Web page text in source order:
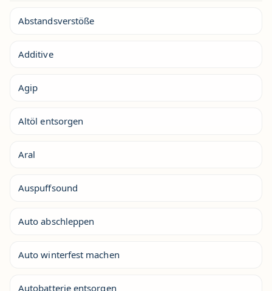
Abstandsverstöße
Additive
Agip
Altöl entsorgen
Aral
Auspuffsound
Auto abschleppen
Auto winterfest machen
Autobatterie entsorgen